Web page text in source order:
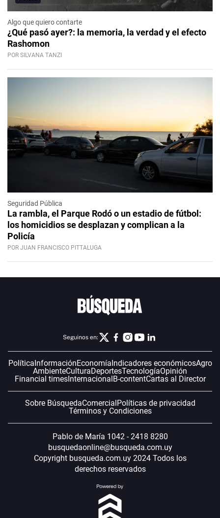
Algo que quiero contarte
¿Qué pasó ayer?: la memoria, la verdad y el efecto
Rashomon
POR SILVANA TANZI
Seguridad Pública
La rambla, el Parque Rodó o un estadio de fútbol:
los homicidios se desplazan y complican a la
Policía
POR JUAN FRANCISCO PITTALUGA
Seguinos en:
Política InformaciónEconomía Indicadores económicosAgro
AmbienteCulturaDeportesTecnologíaOpinión
Financial timesInternacional B-contentCartas al Director
Sobre BúsquedaComercial Políticas de privacidad
Términos y Condiciones
Pablo de María 1042 - 2418 8280
busquedaonline@busqueda.com.uy
Copyright busqueda.com.uy 2024 Todos los
derechos reservados